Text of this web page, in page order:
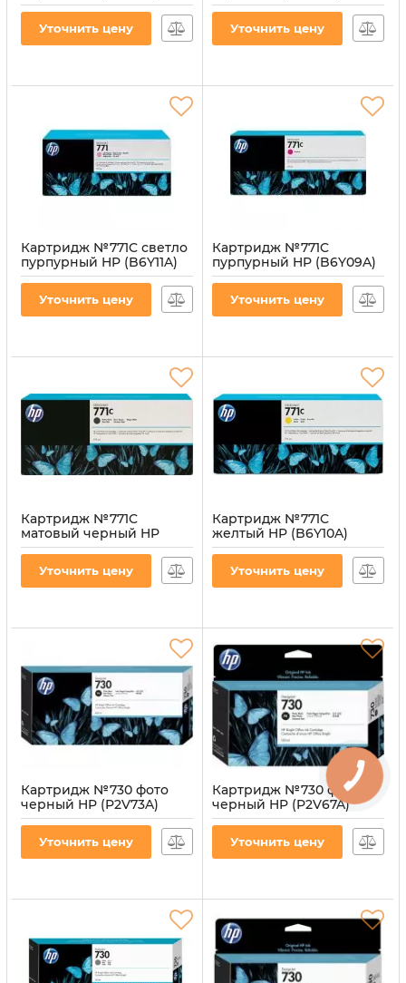
Артикул:CI-HP-B6Y13A-PB
Уточнить цену
Артикул:CI-HP-B6Y14A-LG
Уточнить цену
Картридж №771C светло
пурпурный HP (B6Y11A)
Артикул:CI-HP-B6Y11A-LM
Уточнить цену
Картридж №771C
пурпурный HP (B6Y09A)
Артикул:CI-HP-B6Y09A-M
Уточнить цену
Картридж №771C
матовый черный HP
(B6Y07A)
Артикул:
Уточнить цену
Картридж №771C
желтый HP (B6Y10A)
Артикул:CI-HP-B6Y10A-Y
Уточнить цену
Картридж №730 фото
черный HP (P2V73A)
Артикул:CI-HP-P2V73A-B
Уточнить цену
Картридж №730 фото
черный HP (P2V67A)
Артикул:CI-HP-P2V67A-B
Уточнить цену